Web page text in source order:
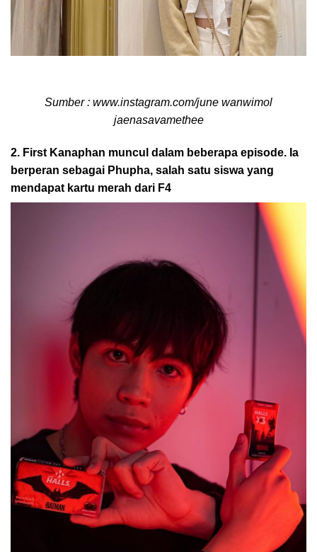
Sumber : www.instagram.com/june wanwimol
jaenasavamethee
2. First Kanaphan muncul dalam beberapa episode. Ia
berperan sebagai Phupha, salah satu siswa yang
mendapat kartu merah dari F4